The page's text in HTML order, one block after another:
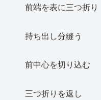
前端を表に三つ折り
持ち出し分縫う
前中心を切り込む
三つ折りを返し